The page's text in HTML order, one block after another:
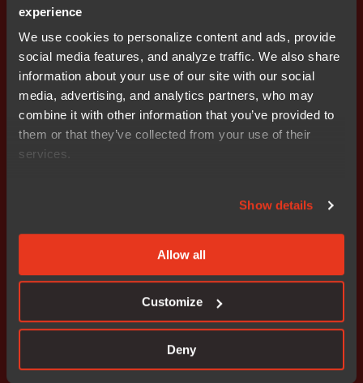
experience
We use cookies to personalize content and ads, provide
social media features, and analyze traffic. We also share
information about your use of our site with our social
media, advertising, and analytics partners, who may
combine it with other information that you’ve provided to
them or that they’ve collected from your use of their
services.
Show details
Allow all
Customize
Deny
Get started today.
Our worldwide sales team is
The platform
Automotive